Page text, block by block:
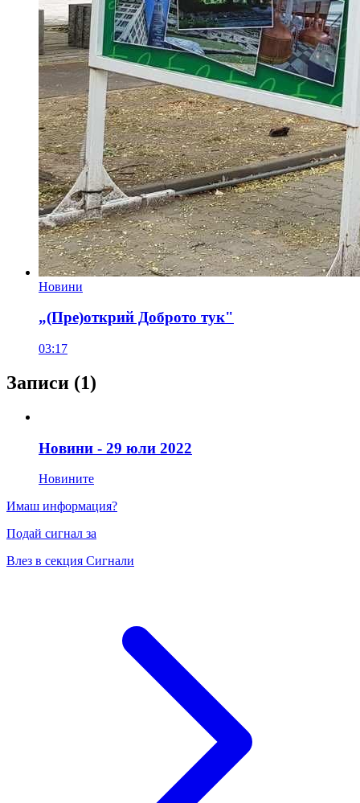
Новини
„(Пре)открий Доброто тук"
03:17
Записи (1)
Новини - 29 юли 2022
Новините
Имаш информация?
Подай сигнал за
Влез в секция Сигнали